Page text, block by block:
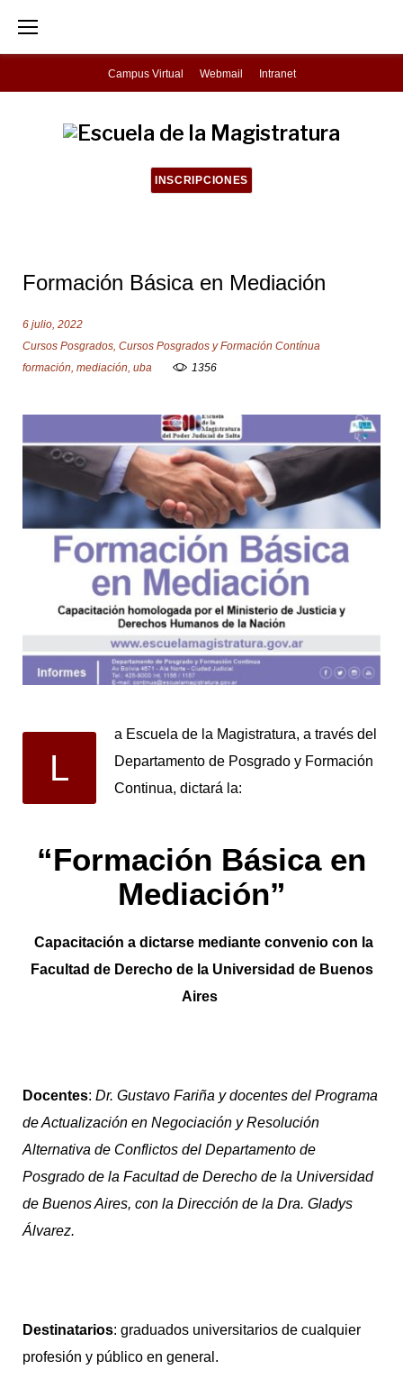
p
Campus Virtual Webmail Intranet
INSCRIPCIONES
Formación Básica en Mediación
6 julio, 2022
Cursos Posgrados, Cursos Posgrados y Formación Contínua
formación, mediación, uba 1356
L
a Escuela de la Magistratura, a través del
Departamento de Posgrado y Formación
Continua, dictará la:
“Formación Básica en
Mediación”
Capacitación a dictarse mediante convenio con la
Facultad de Derecho de la Universidad de Buenos
Aires
Docentes: Dr. Gustavo Fariña y docentes del Programa
de Actualización en Negociación y Resolución
Alternativa de Conflictos del Departamento de
Posgrado de la Facultad de Derecho de la Universidad
de Buenos Aires, con la Dirección de la Dra. Gladys
Álvarez.
Destinatarios: graduados universitarios de cualquier
profesión y público en general.